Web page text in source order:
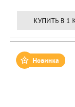
КУПИТЬ В 1
Новинка